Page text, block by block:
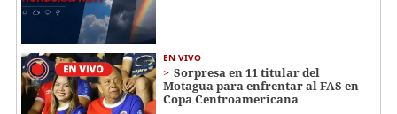
EN VIVO
Sorpresa en 11 titular del
Motagua para enfrentar al FAS en
Copa Centroamericana